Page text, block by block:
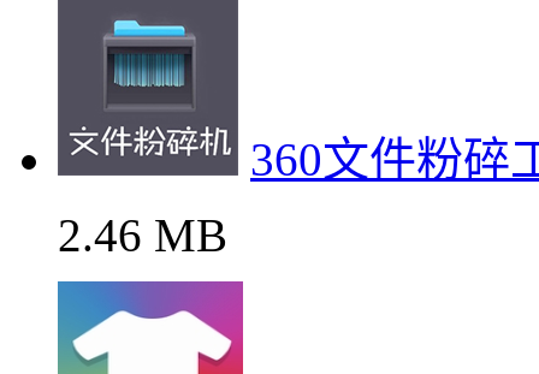
360文件粉碎
2.46 MB